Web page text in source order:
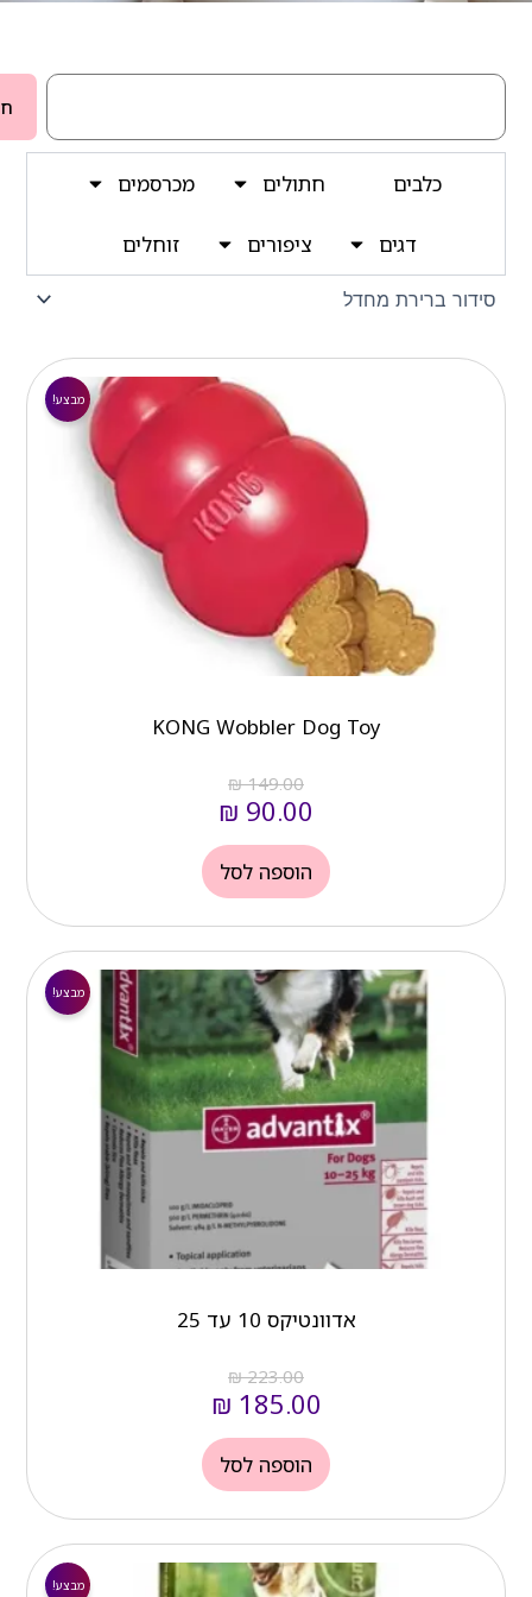
חיפוש
כלבים חתולים מכרסמים
דגים ציפורים זוחלים
מבצע!
KONG Wobbler Dog Toy
₪149.00
המחיר
המקורי
₪ 149.00.
₪ 90.00
המחיר
הנוכחי
₪ 90.00.
הוספה לסל
מבצע!
אדוונטיקס 10 עד 25
₪223.00
המחיר
המקורי
היה:
₪ 223.00.
₪ 185.00
המחיר
הנוכחי
הוא:
₪ 185.00.
הוספה לסל
מבצע!
המחיר
המחיר